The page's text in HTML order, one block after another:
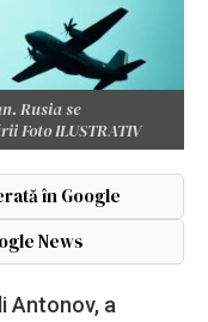
Rusia se
Foto ILUSTRATIV
în Google
News
Antonov, a